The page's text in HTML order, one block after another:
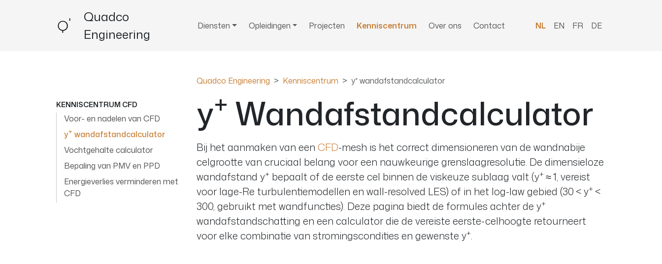
Quadco
Engineering
NL EN FR DE
Diensten Opleidingen Projecten Kenniscentrum Over ons Contact
Quadco Engineering Kenniscentrum y⁺ wandafstandcalculator
KENNISCENTRUM CFD
Voor- en nadelen van CFD
y+ wandafstandcalculator
Vochtgehalte calculator
Bepaling van PMV en PPD
Energieverlies verminderen met
CFD
y+ Wandafstandcalculator
Bij het aanmaken van een CFD-mesh is het correct dimensioneren van de wandnabije
celgrootte van cruciaal belang voor een nauwkeurige grenslaagresolutie. De dimensieloze
wandafstand y+ bepaalt of de eerste cel binnen de viskeuze sublaag valt (y+≈ 1, vereist
voor lage-Re turbulentiemodellen en wall-resolved LES) of in het log-law gebied (30 < y+ <
300, gebruikt met wandfuncties). Deze pagina biedt de formules achter de y+
wandafstandschatting en een calculator die de vereiste eerste-celhoogte retourneert
voor elke combinatie van stromingscondities en gewenste y+.